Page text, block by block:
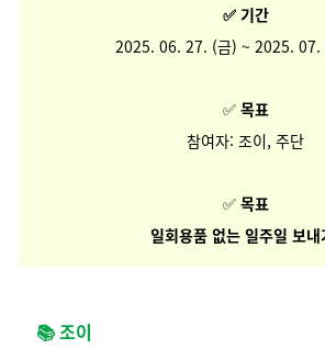
✅ 기간
2025. 06. 27. (금) ~ 2025. 07.
✅ 목표
참여자: 조이, 주단
✅ 목표
일회용품 없는 일주일 보내
📚 조이